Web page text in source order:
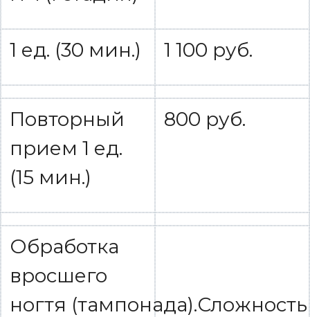
1 ед. (30 мин.) 1 100 руб.
Повторный
прием 1 ед.
(15 мин.)
800 руб.
Обработка
вросшего
ногтя (тампонада).Сложность